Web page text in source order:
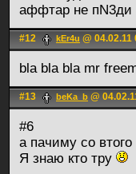
аффтар не пN3ди
#12 kEr4u @ 04.02.11
bla bla bla mr
#13 beKa_b @
#6
а пачиму со
Я знаю кто тру